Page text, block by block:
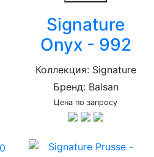
Signature
Onyx - 992
Коллекция: Signature
Бренд: Balsan
Цена по запросу